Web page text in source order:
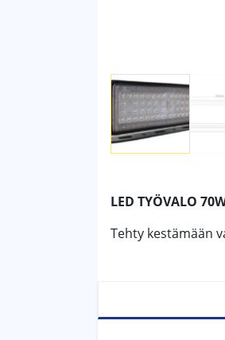
LED TYÖVALO
Tehty kestämään